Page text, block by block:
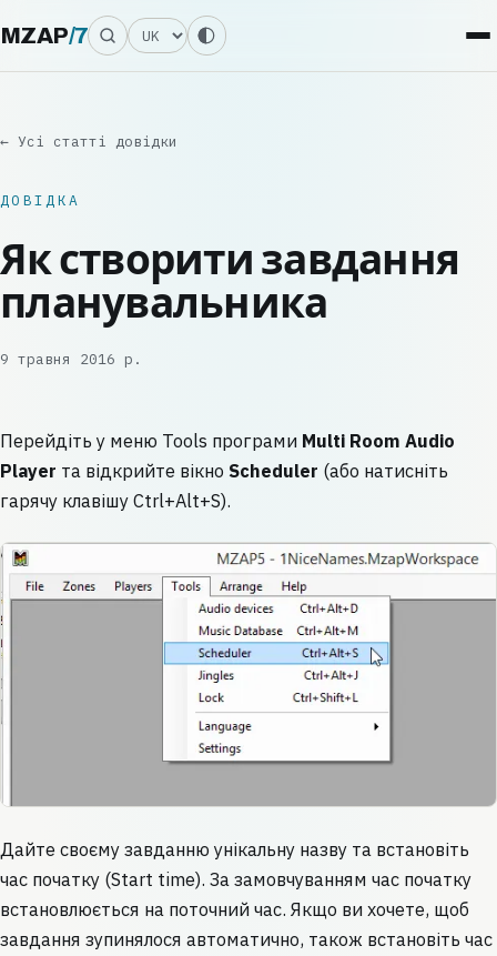
MZAP/7 Мова
← Усі статті довідки
ДОВІДКА
Як створити завдання
планувальника
9 травня 2016 р.
Перейдіть у меню Tools програми Multi Room Audio
Player та відкрийте вікно Scheduler (або натисніть
гарячу клавішу Ctrl+Alt+S).
Дайте своєму завданню унікальну назву та встановіть
час початку (Start time). За замовчуванням час початку
встановлюється на поточний час. Якщо ви хочете, щоб
завдання зупинялося автоматично, також встановіть час